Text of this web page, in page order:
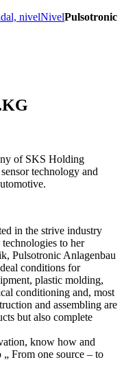
nivelNivelPulsotronic
of SKS Holding
technology and
in the strive industry
to her
Pulsotronic Anlagenbau
conditions for
plastic molding,
conditioning and, most
and assembling are
but also complete
know how and
From one source – to